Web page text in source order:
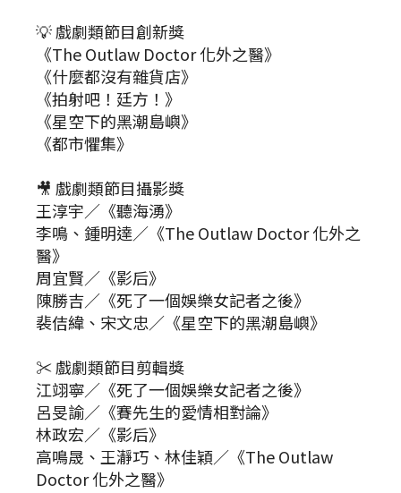
💡 戲劇類節目創新獎
《The Outlaw Doctor 化外之醫》
《什麼都沒有雜貨店》
《拍射吧！廷方！》
《星空下的黑潮島嶼》
《都市懼集》
🎥 戲劇類節目攝影獎
王淳宇／《聽海湧》
李鳴、鍾明達／《The Outlaw Doctor 化外之
醫》
周宜賢／《影后》
陳勝吉／《死了一個娛樂女記者之後》
裴佶緯、宋文忠／《星空下的黑潮島嶼》
✂ 戲劇類節目剪輯獎
江翊寧／《死了一個娛樂女記者之後》
呂旻諭／《賽先生的愛情相對論》
林政宏／《影后》
高鳴晟、王瀞巧、林佳穎／《The Outlaw
Doctor 化外之醫》